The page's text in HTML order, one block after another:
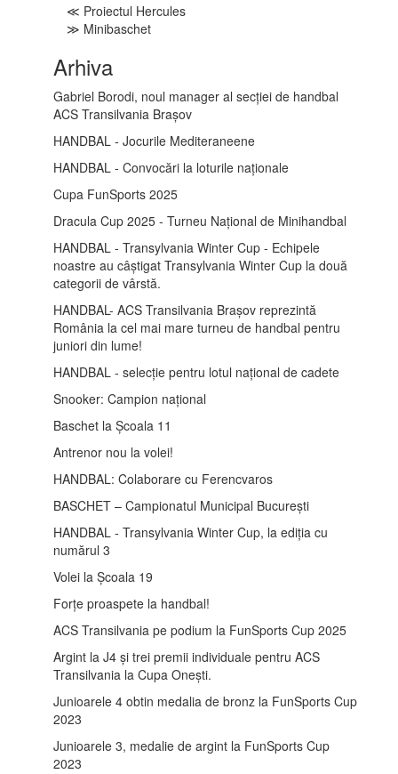
≪ Proiectul Hercules
≫ Minibaschet
Arhiva
Gabriel Borodi, noul manager al secției de handbal
ACS Transilvania Brașov
HANDBAL - Jocurile Mediteraneene
HANDBAL - Convocări la loturile naționale
Cupa FunSports 2025
Dracula Cup 2025 - Turneu Național de Minihandbal
HANDBAL - Transylvania Winter Cup - Echipele
noastre au câștigat Transylvania Winter Cup la două
categorii de vârstă.
HANDBAL- ACS Transilvania Brașov reprezintă
România la cel mai mare turneu de handbal pentru
juniori din lume!
HANDBAL - selecție pentru lotul național de cadete
Snooker: Campion național
Baschet la Școala 11
Antrenor nou la volei!
HANDBAL: Colaborare cu Ferencvaros
BASCHET – Campionatul Municipal București
HANDBAL - Transylvania Winter Cup, la ediția cu
numărul 3
Volei la Școala 19
Forțe proaspete la handbal!
ACS Transilvania pe podium la FunSports Cup 2025
Argint la J4 și trei premii individuale pentru ACS
Transilvania la Cupa Onești.
Junioarele 4 obtin medalia de bronz la FunSports Cup
2023
Junioarele 3, medalie de argint la FunSports Cup
2023